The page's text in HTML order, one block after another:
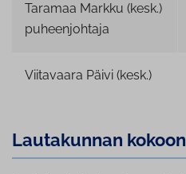
Taramaa Markku (kesk.)
puheenjohtaja
Viitavaara Päivi (kesk.)
Lautakunnan